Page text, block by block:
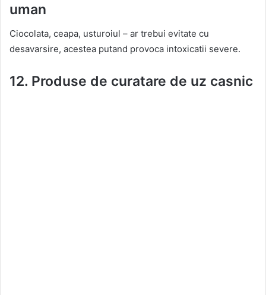
uman
Ciocolata, ceapa, usturoiul – ar trebui evitate cu
desavarsire, acestea putand provoca intoxicatii severe.
12. Produse de curatare de uz casnic